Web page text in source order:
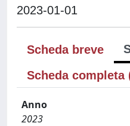
2023-01-01
Scheda breve
Scheda completa
Anno
2023